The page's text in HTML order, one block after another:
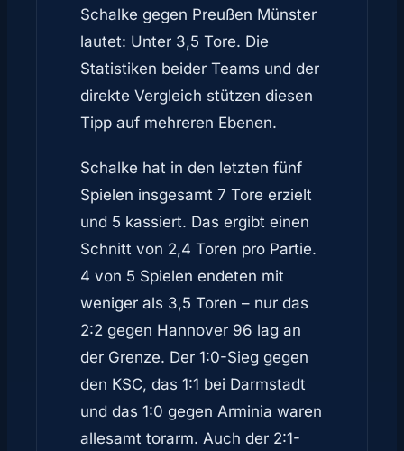
Schalke gegen Preußen Münster
lautet: Unter 3,5 Tore. Die
Statistiken beider Teams und der
direkte Vergleich stützen diesen
Tipp auf mehreren Ebenen.
Schalke hat in den letzten fünf
Spielen insgesamt 7 Tore erzielt
und 5 kassiert. Das ergibt einen
Schnitt von 2,4 Toren pro Partie.
4 von 5 Spielen endeten mit
weniger als 3,5 Toren – nur das
2:2 gegen Hannover 96 lag an
der Grenze. Der 1:0-Sieg gegen
den KSC, das 1:1 bei Darmstadt
und das 1:0 gegen Arminia waren
allesamt torarm. Auch der 2:1-